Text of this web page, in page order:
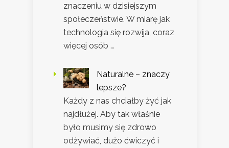
znaczeniu w dzisiejszym
społeczeństwie. W miarę jak
technologia się rozwija, coraz
więcej osób …
Naturalne – znaczy
lepsze?
Każdy z nas chciałby żyć jak
najdłużej. Aby tak właśnie
było musimy się zdrowo
odżywiać, dużo ćwiczyć i